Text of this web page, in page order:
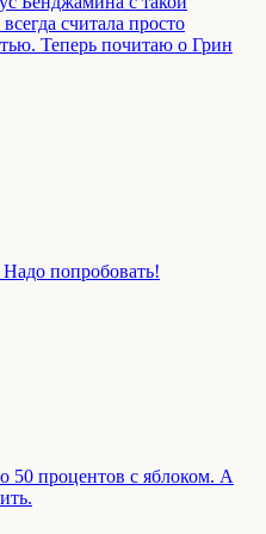
считала просто
Теперь почитаю о Грин
Надо попробовать!
50 процентов с яблоком. А